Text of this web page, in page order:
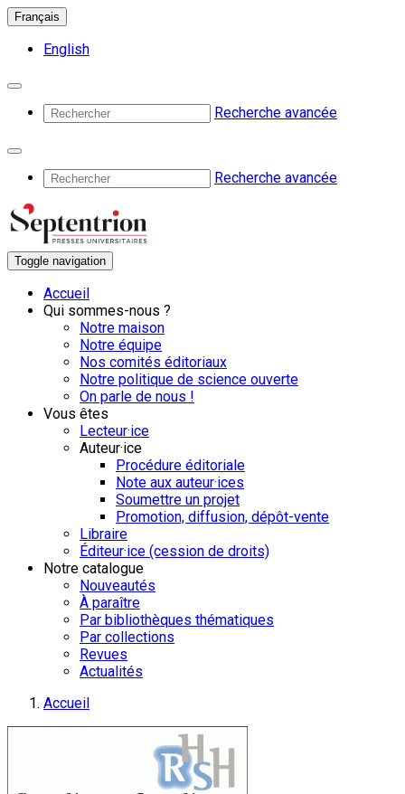
Français
English
Recherche avancée
Recherche avancée
Toggle navigation
Accueil
Qui sommes-nous ?
Notre maison
Notre équipe
Nos comités éditoriaux
Notre politique de science ouverte
On parle de nous !
Vous êtes
Lecteur·ice
Auteur·ice
Procédure éditoriale
Note aux auteur·ices
Soumettre un projet
Promotion, diffusion, dépôt-vente
Libraire
Éditeur·ice (cession de droits)
Notre catalogue
Nouveautés
À paraître
Par bibliothèques thématiques
Par collections
Revues
Actualités
Accueil